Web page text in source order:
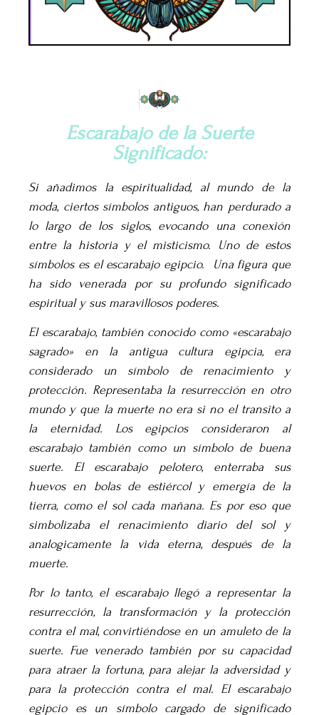
Escarabajo de la Suerte
Significado:
Si añadimos la espiritualidad, al mundo de la
moda, ciertos símbolos antiguos, han perdurado a
lo largo de los siglos, evocando una conexión
entre la historia y el misticismo. Uno de estos
símbolos es el escarabajo egipcio. Una figura que
ha sido venerada por su profundo significado
espiritual y sus maravillosos poderes.
El escarabajo, también conocido como «escarabajo
sagrado» en la antigua cultura egipcia, era
considerado un símbolo de renacimiento y
protección. Representaba la resurrección en otro
mundo y que la muerte no era si no el transito a
la eternidad. Los egipcios consideraron al
escarabajo también como un símbolo de buena
suerte. El escarabajo pelotero, enterraba sus
huevos en bolas de estiércol y emergía de la
tierra, como el sol cada mañana. Es por eso que
simbolizaba el renacimiento diario del sol y
analogicamente la vida eterna, después de la
muerte.
Por lo tanto, el escarabajo llegó a representar la
resurrección, la transformación y la protección
contra el mal, convirtiéndose en un amuleto de la
suerte. Fue venerado también por su capacidad
para atraer la fortuna, para alejar la adversidad y
para la protección contra el mal. El escarabajo
egipcio es un símbolo cargado de significado